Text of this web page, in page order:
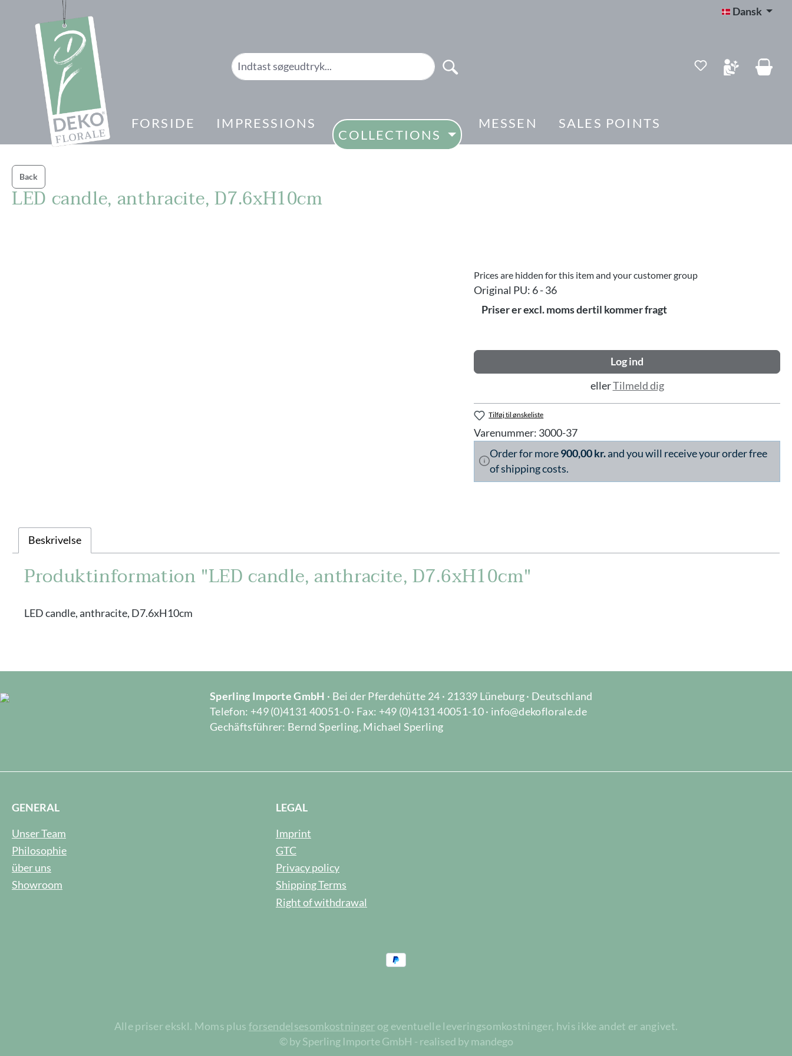
Gå til hovednavigation Dansk
Du har 0
FORSIDE IMPRESSIONS
COLLECTIONS
MESSEN SALES POINTS
Back
LED candle, anthracite, D7.6xH10cm
Prices are hidden for this item and your customer group
Original PU: 6 - 36
Priser er excl. moms dertil kommer fragt
Log ind
ellerTilmeld dig
Tilføj til ønskeliste
Varenummer: 3000-37
Order for more900,00 kr.and you will receive your order free
of shipping costs.
Beskrivelse
Produktinformation "LED candle, anthracite, D7.6xH10cm"
LED candle, anthracite, D7.6xH10cm
Sperling Importe GmbH · Bei der Pferdehütte 24 · 21339 Lüneburg · Deutschland
Telefon: +49 (0)4131 40051-0 · Fax: +49 (0)4131 40051-10 · info@dekoflorale.de
Gechäftsführer: Bernd Sperling, Michael Sperling
GENERAL
Unser Team
Philosophie
über uns
Showroom
LEGAL
Imprint
GTC
Privacy policy
Shipping Terms
Right of withdrawal
Alle priser ekskl. Moms plus forsendelsesomkostninger og eventuelle leveringsomkostninger, hvis ikke andet er angivet.
© by Sperling Importe GmbH - realised by mandego